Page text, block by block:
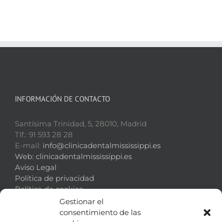
Gestionar el
consentimiento de las
INFORMACIÓN DE CONTACTO
Santísima Trinidad, 5, 28010, Madrid
Tlf.: 91 593 28 28
E-mail: info@clinicadentalmississippi.es
Web: clinicadentalmississippi.es
Aviso Legal
Política de privacidad
Política de cookies